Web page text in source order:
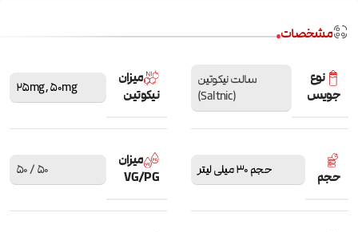
مشخصات
نوع
جویس
سالت نیکوتین
(Saltnic)
میزان
نیکوتین
25mg,50mg
حجم حجم 30 میلی لیتر
میزان
VG/PG
50 / 50